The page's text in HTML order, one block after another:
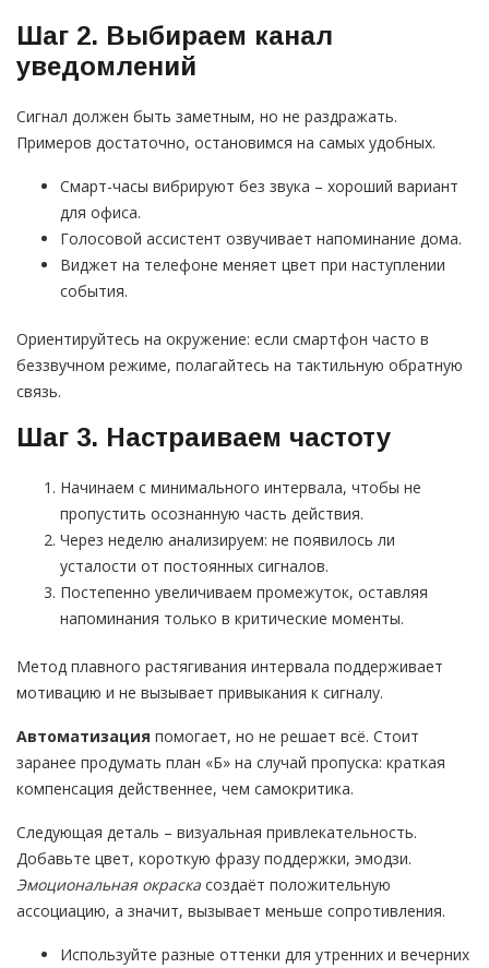
Шаг 2. Выбираем канал
уведомлений
Сигнал должен быть заметным, но не раздражать.
Примеров достаточно, остановимся на самых удобных.
Смарт-часы вибрируют без звука – хороший вариант
для офиса.
Голосовой ассистент озвучивает напоминание дома.
Виджет на телефоне меняет цвет при наступлении
события.
Ориентируйтесь на окружение: если смартфон часто в
беззвучном режиме, полагайтесь на тактильную обратную
связь.
Шаг 3. Настраиваем частоту
Начинаем с минимального интервала, чтобы не
пропустить осознанную часть действия.
Через неделю анализируем: не появилось ли
усталости от постоянных сигналов.
Постепенно увеличиваем промежуток, оставляя
напоминания только в критические моменты.
Метод плавного растягивания интервала поддерживает
мотивацию и не вызывает привыкания к сигналу.
Автоматизация помогает, но не решает всё. Стоит
заранее продумать план «Б» на случай пропуска: краткая
компенсация действеннее, чем самокритика.
Следующая деталь – визуальная привлекательность.
Добавьте цвет, короткую фразу поддержки, эмодзи.
Эмоциональная окраска создаёт положительную
ассоциацию, а значит, вызывает меньше сопротивления.
Используйте разные оттенки для утренних и вечерних